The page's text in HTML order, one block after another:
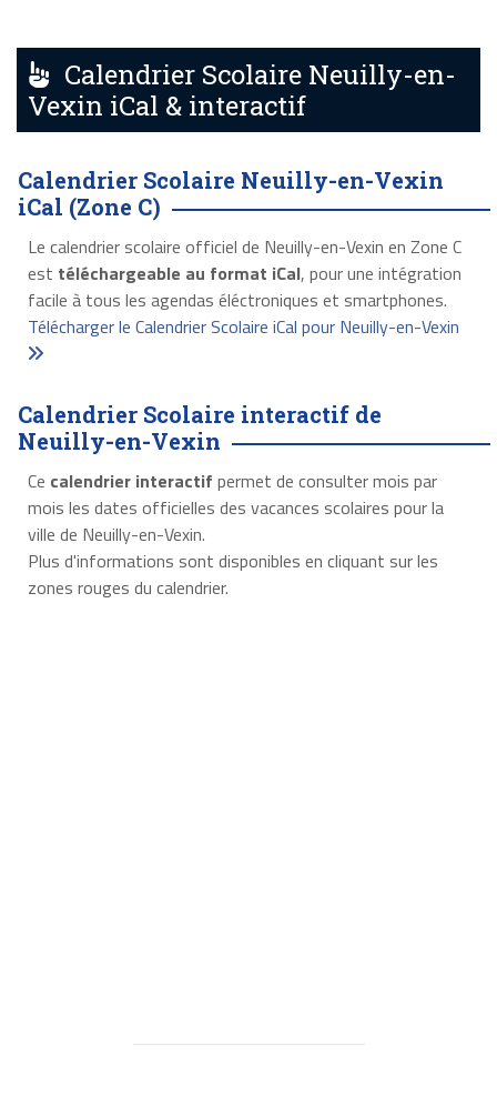
Calendrier Scolaire Neuilly-en-
Vexin iCal & interactif
Calendrier Scolaire Neuilly-en-Vexin
iCal (Zone C)
Le calendrier scolaire officiel de Neuilly-en-Vexin en Zone C
est téléchargeable au format iCal, pour une intégration
facile à tous les agendas éléctroniques et smartphones.
Télécharger le Calendrier Scolaire iCal pour Neuilly-en-Vexin
Calendrier Scolaire interactif de
Neuilly-en-Vexin
Ce calendrier interactif permet de consulter mois par
mois les dates officielles des vacances scolaires pour la
ville de Neuilly-en-Vexin.
Plus d'informations sont disponibles en cliquant sur les
zones rouges du calendrier.